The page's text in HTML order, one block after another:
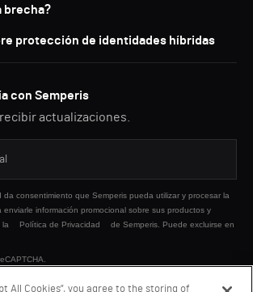
brecha?
protección de identidades híbridas
con Semperis
actualizaciones.
consentimiento que Semperis pueda utilizar y procesar la
enviarle información promocional sobre sus productos y
la
Política de Privacidad
de Semperis. Puede excluirse en
All Cookies”, you agree to the storing of